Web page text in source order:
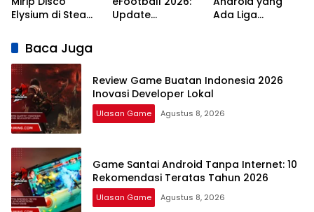
Elysium di Steam:
RPG Naratif
Terbaik 2026
Update
Ada Liga
Baca Juga
Review Game Buatan Indonesia 2026
Inovasi Developer Lokal
Ulasan Game Agustus 8, 2026
Game Santai Android Tanpa Internet: 10
Rekomendasi Teratas Tahun 2026
Ulasan Game Agustus 8, 2026